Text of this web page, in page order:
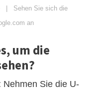
| Sehen Sie sich die
an
um die
Nehmen Sie die U-